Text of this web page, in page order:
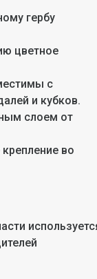
гербу
цветное
с
и кубков.
слоем от
во